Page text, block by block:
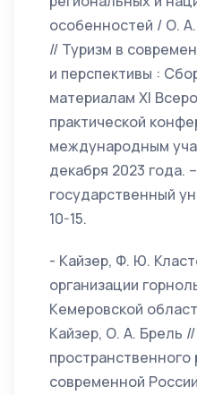
особенностей / О.
// Туризм в
и перспективы :
материалам ХI
практической
международным
декабря 2023 года.
государственный
10-15.
- Кайзер, Ф. Ю.
организации
Кемеровской
Кайзер, О. А. Брель
пространственного
современной